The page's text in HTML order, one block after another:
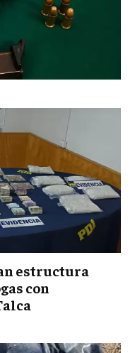
estructura
con